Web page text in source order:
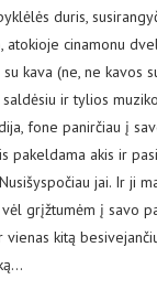
duris,
atokioje cinamonu
kava (ne, ne kavos
ir tylios
fone panirčiau į
pakeldama akis ir
jai. Ir ji
grįžtumėm į savo
vienas kitą